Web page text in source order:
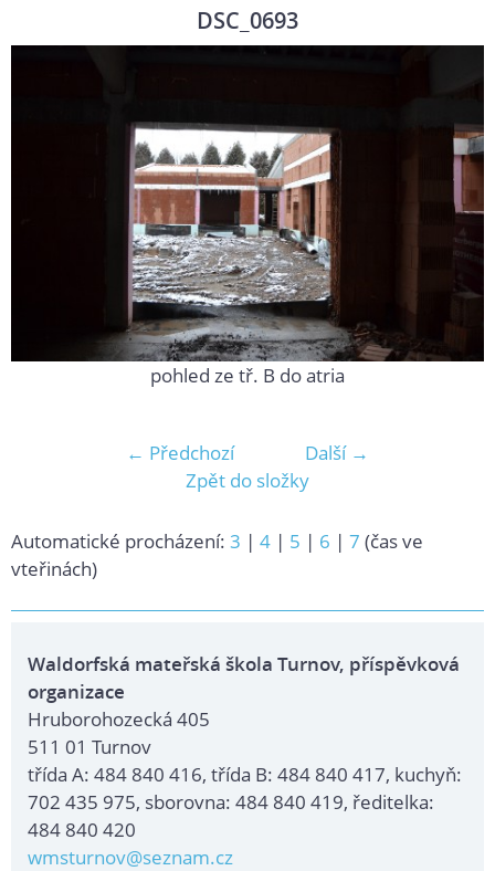
DSC_0693
pohled ze tř. B do atria
← Předchozí
Další →
Zpět do složky
Automatické procházení: 3 | 4 | 5 | 6 | 7 (čas ve
vteřinách)
Waldorfská mateřská škola Turnov, příspěvková
organizace
Hruborohozecká 405
511 01 Turnov
třída A: 484 840 416, třída B: 484 840 417, kuchyň:
702 435 975, sborovna: 484 840 419, ředitelka:
484 840 420
wmsturnov@seznam.cz